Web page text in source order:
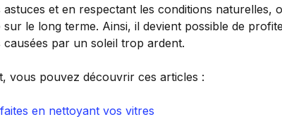
et en respectant les conditions
le long terme. Ainsi, il devient possible de
causées par un soleil trop ardent.
vous pouvez découvrir ces articles :
en nettoyant vos vitres